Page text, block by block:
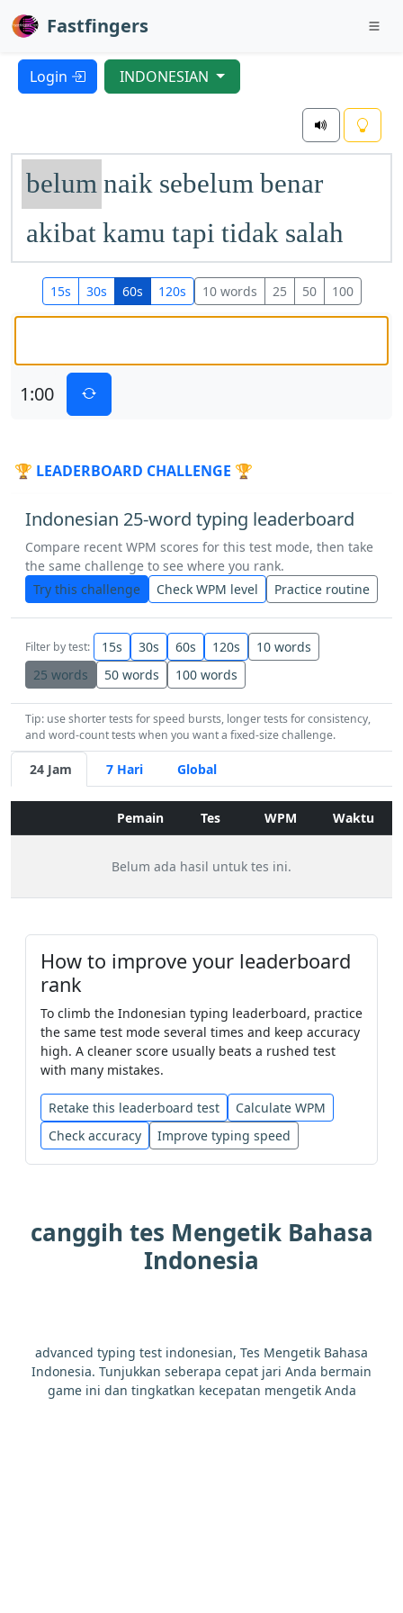
Fastfingers
Login INDONESIAN
belum naik sebelum benar
akibat kamu tapi tidak salah
juga baru telah bukan pula
kemudian
baik saat lagi baik besar
pernah terhadap boleh ku
seperti bila kembali tanpa
oleh maupun terjadi
baik lalu tahu sini hidup
ini perlu mata bukan bagian ia
bagus bahwa malam cukup
barang salah harga kalau naik
mereka terlalu tanpa
juga belum mereka sehingga
kecil membuat kepada hari
biasa biasa siap makin salah
hal yaitu uang
bahkan merupakan selalu
tersebut punya orang sangat
jauh melalui kepala makin
cara kecuali
tersebut sebuah semua ia perlu
15s 30s 60s 120s 10 words 25 50 100
1:00
🏆 LEADERBOARD CHALLENGE 🏆
Indonesian 25-word typing leaderboard
Compare recent WPM scores for this test mode, then take
the same challenge to see where you rank.
Try this challenge
Check WPM level Practice routine
Filter by test: 15s 30s 60s 120s
10 words
25 words
50 words 100 words
Tip: use shorter tests for speed bursts, longer tests for consistency,
and word-count tests when you want a fixed-size challenge.
24 Jam 7 Hari Global
Pemain Tes WPM Waktu
Belum ada hasil untuk tes ini.
How to improve your leaderboard
rank
To climb the Indonesian typing leaderboard, practice
the same test mode several times and keep accuracy
high. A cleaner score usually beats a rushed test
with many mistakes.
Retake this leaderboard test
Calculate WPM
Check accuracy
Improve typing speed
canggih tes Mengetik Bahasa
Indonesia
advanced typing test indonesian, Tes Mengetik Bahasa
Indonesia. Tunjukkan seberapa cepat jari Anda bermain
game ini dan tingkatkan kecepatan mengetik Anda